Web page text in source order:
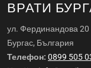
ВРАТИ
ул. Фердинандова 20
Бургас, България
Телефон: 0899 505